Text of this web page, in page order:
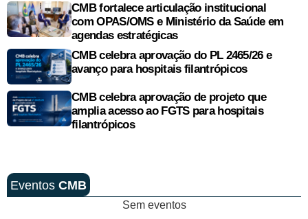
CMB fortalece articulação institucional
com OPAS/OMS e Ministério da Saúde em
agendas estratégicas
CMB celebra aprovação do PL 2465/26 e
avanço para hospitais filantrópicos
CMB celebra aprovação de projeto que
amplia acesso ao FGTS para hospitais
filantrópicos
Eventos CMB
Sem eventos